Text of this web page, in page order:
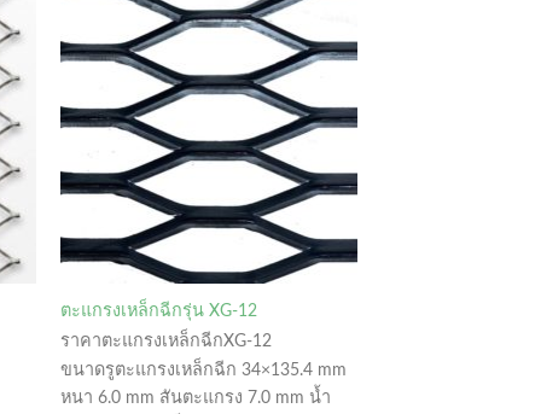
ตะแกรงเหล็กฉีกรุ่น XG-12
ราคาตะแกรงเหล็กฉีกXG-12
ขนาดรูตะแกรงเหล็กฉีก 34×135.4 mm
หนา 6.0 mm สันตะแกรง 7.0 mm น้ำ